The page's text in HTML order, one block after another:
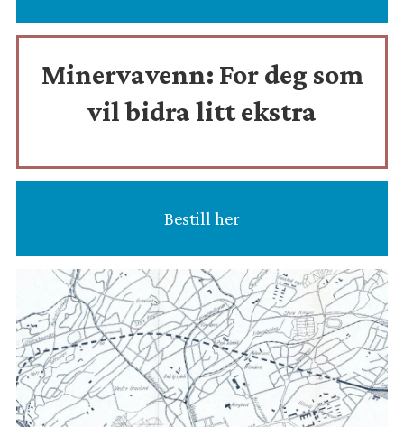
Minervavenn: For deg som
vil bidra litt ekstra
Bestill her